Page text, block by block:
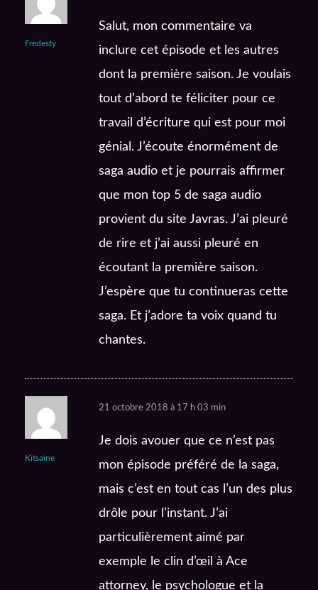
Fredesty
Salut, mon commentaire va
inclure cet épisode et les autres
dont la première saison. Je voulais
tout d’abord te féliciter pour ce
travail d’écriture qui est pour moi
génial. J’écoute énormément de
saga audio et je pourrais affirmer
que mon top 5 de saga audio
provient du site Javras. J’ai pleuré
de rire et j’ai aussi pleuré en
écoutant la première saison.
J’espère que tu continueras cette
saga. Et j’adore ta voix quand tu
chantes.
Kitsaine
21 octobre 2018 à 17 h 03 min
Je dois avouer que ce n’est pas
mon épisode préféré de la saga,
mais c’est en tout cas l’un des plus
drôle pour l’instant. J’ai
particulièrement aimé par
exemple le clin d’œil à Ace
attorney, le psychologue et la